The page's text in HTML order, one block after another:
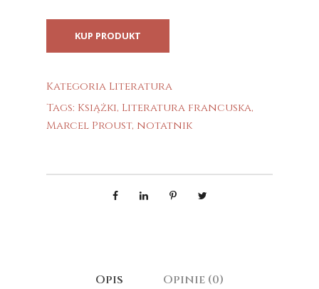
KUP PRODUKT
Kategoria Literatura
Tags: Książki, Literatura francuska,
Marcel Proust, notatnik
Opis Opinie (0)